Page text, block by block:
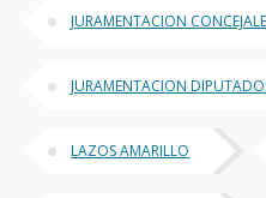
JURAMENTACION
JURAMENTACION
LAZOS AMARILLO